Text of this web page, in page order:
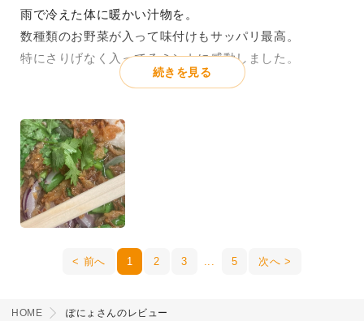
雨で冷えた体に暖かい汁物を。
数種類のお野菜が入って味付けもサッパリ最高。
特にさりげなく入ってるミントに感動しました。
続きを見る
前へ 1 2 3 5 次へ
HOME ぽにょさんのレビュー